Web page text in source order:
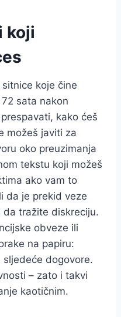
koji
koje čine
sata nakon
kako ćeš
možeš javiti za
oko preuzimanja
tekstu koji možeš
ako vam to
da je prekid veze
tražite diskreciju.
obveze ili
na papiru:
dogovore.
– zato i takvi
kaotičnim.